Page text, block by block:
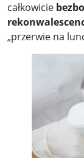
całkowicie
„przerwie na